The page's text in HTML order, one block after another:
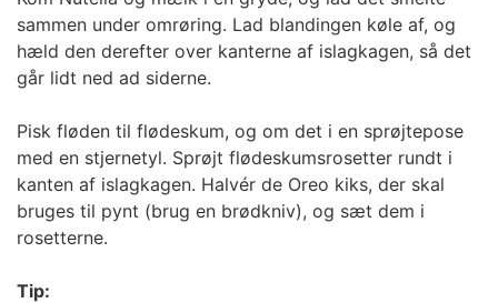
sammen under omrøring. Lad blandingen køle af, og
hæld den derefter over kanterne af islagkagen, så det
går lidt ned ad siderne.
Pisk fløden til flødeskum, og om det i en sprøjtepose
med en stjernetyl. Sprøjt flødeskumsrosetter rundt i
kanten af islagkagen. Halvér de Oreo kiks, der skal
bruges til pynt (brug en brødkniv), og sæt dem i
rosetterne.
Tip: